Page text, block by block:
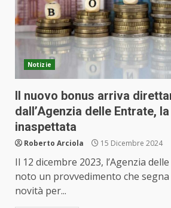
Notizie
Il nuovo bonus arriva
dall’Agenzia delle Entrate,
inaspettata
Roberto Arciola 15 Dicembre 2024
Il 12 dicembre 2023, l’Agenzia
noto un provvedimento che
novità per...